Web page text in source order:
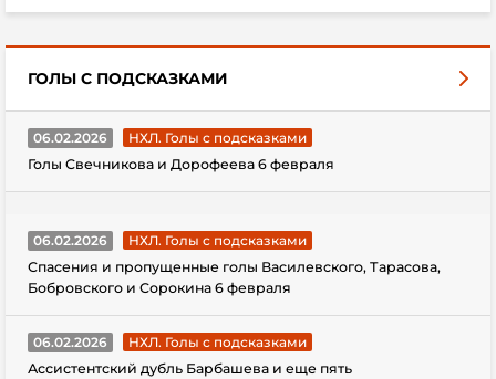
ГОЛЫ С ПОДСКАЗКАМИ
06.02.2026
НХЛ. Голы с подсказками
Голы Свечникова и Дорофеева 6 февраля
06.02.2026
НХЛ. Голы с подсказками
Спасения и пропущенные голы Василевского, Тарасова,
Бобровского и Сорокина 6 февраля
06.02.2026
НХЛ. Голы с подсказками
Ассистентский дубль Барбашева и еще пять